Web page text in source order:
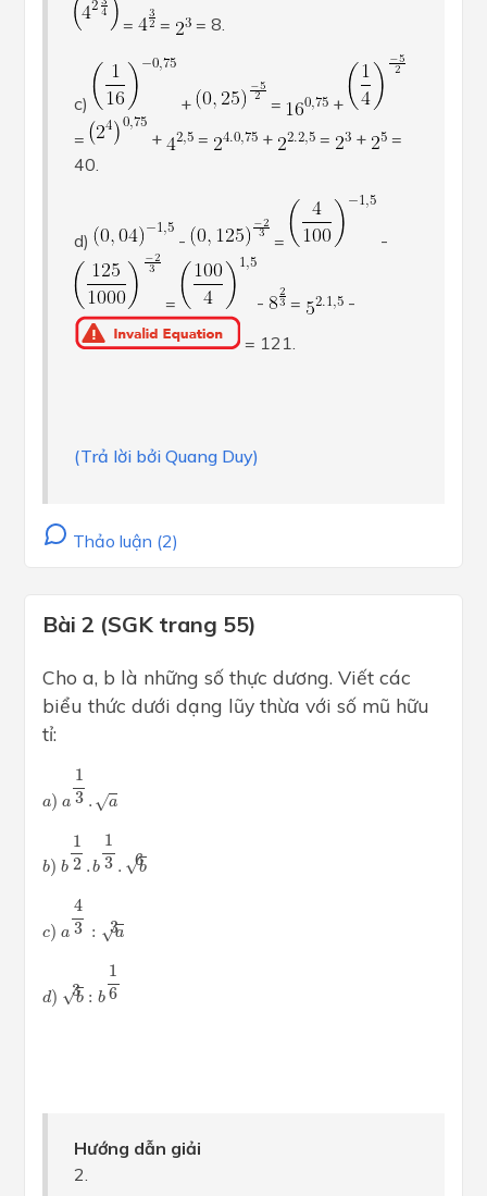
=
= = 8.
c) + =
+
=
+ = + = +
=
40.
d) - = -
= - =
-
= 121.
(Trả lời bởi Quang Duy)
Thảo luận (2)
Bài 2 (SGK trang 55)
Cho a, b là những số thực dương. Viết các
biểu thức dưới dạng lũy thừa với số mũ hữu
tỉ:
a) a
1
3 . √a
1
b) b
1
2 . b
1
3 . 6
√b
1 b1
c) a
4
3 : 3
√a
4
d) 3
√b : b
1
6
6
Hướng dẫn giải
2.